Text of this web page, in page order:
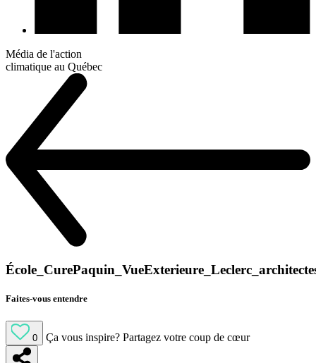
Média de l'action
climatique au Québec
Faites-vous entendre
0 Ça vous inspire? Partagez votre coup de cœur